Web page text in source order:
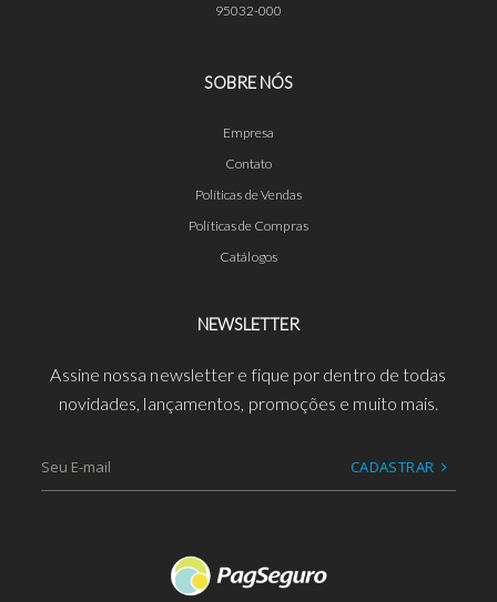
95032-000
SOBRE NÓS
Empresa
Contato
Políticas de Vendas
Políticas de Compras
Catálogos
NEWSLETTER
Assine nossa newsletter e fique por dentro de todas
novidades, lançamentos, promoções e muito mais.
CADASTRAR